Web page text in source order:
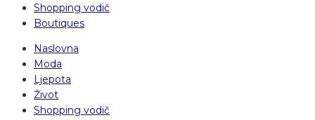
Shopping vodič
Boutiques
Naslovna
Moda
Ljepota
Život
Shopping vodič